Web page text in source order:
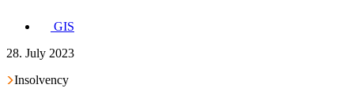
GIS
28. July 2023
Insolvency